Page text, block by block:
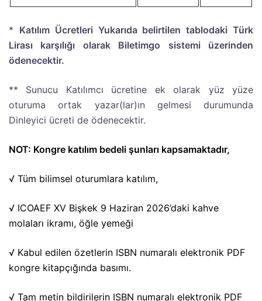
* Katılım Ücretleri Yukarıda belirtilen tablodaki Türk
Lirası karşılığı olarak Biletimgo sistemi üzerinden
ödenecektir.
** Sunucu Katılımcı ücretine ek olarak yüz yüze
oturuma ortak yazar(lar)ın gelmesi durumunda
Dinleyici ücreti de ödenecektir.
NOT: Kongre katılım bedeli şunları kapsamaktadır,
√ Tüm bilimsel oturumlara katılım,
√ ICOAEF XV Bişkek 9 Haziran 2026’daki kahve
molaları ikramı, öğle yemeği
√ Kabul edilen özetlerin ISBN numaralı elektronik PDF
kongre kitapçığında basımı.
√ Tam metin bildirilerin ISBN numaralı elektronik PDF